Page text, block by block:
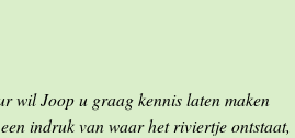
wil Joop u graag kennis laten maken
indruk van waar het riviertje ontstaat,